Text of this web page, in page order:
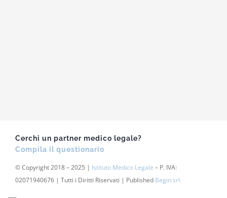
Cerchi un partner medico legale?
Compila il questionario
© Copyright 2018 – 2025 | Istituto Medico Legale – P. IVA:
02071940676 | Tutti i Diritti Riservati | Published Begin srl